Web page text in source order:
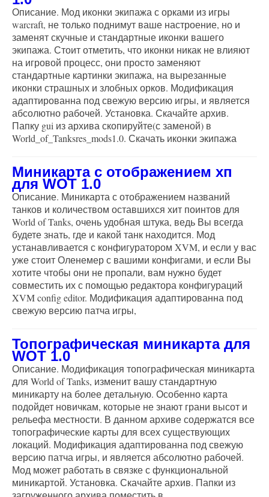
Описание. Мод иконки экипажа с орками из игры
warcraft, не только поднимут ваше настроение, но и
заменят скучные и стандартные иконки вашего
экипажа. Стоит отметить, что иконки никак не влияют
на игровой процесс, они просто заменяют
стандартные картинки экипажа, на вырезанные
иконки страшных и злобных орков. Модификация
адаптированна под свежую версию игры, и является
абсолютно рабочей. Установка. Скачайте архив.
Папку gui из архива скопируйте(с заменой) в
World_of_Tanksres_mods1.0. Скачать иконки экипажа
Миникарта с отображением хп
для WOT 1.0
Описание. Миникарта с отображением названий
танков и количеством оставшихся хит поинтов для
World of Tanks, очень удобная штука, ведь Вы всегда
будете знать, где и какой танк находится. Мод
устанавливается с конфигуратором XVM, и если у вас
уже стоит Оленемер с вашими конфигами, и если Вы
хотите чтобы они не пропали, вам нужно будет
совместить их с помощью редактора конфигураций
XVM config editor. Модификация адаптированна под
свежую версию патча игры,
Топографическая миникарта для
WOT 1.0
Описание. Модификация топографическая миникарта
для World of Tanks, изменит вашу стандартную
миникарту на более детальную. Особенно карта
подойдет новичкам, которые не знают грани высот и
рельефа местности. В данном архиве содержатся все
топографические карты для всех существующих
локаций. Модификация адаптированна под свежую
версию патча игры, и является абсолютно рабочей.
Мод может работать в связке с функциональной
миникартой. Установка. Скачайте архив. Папки из